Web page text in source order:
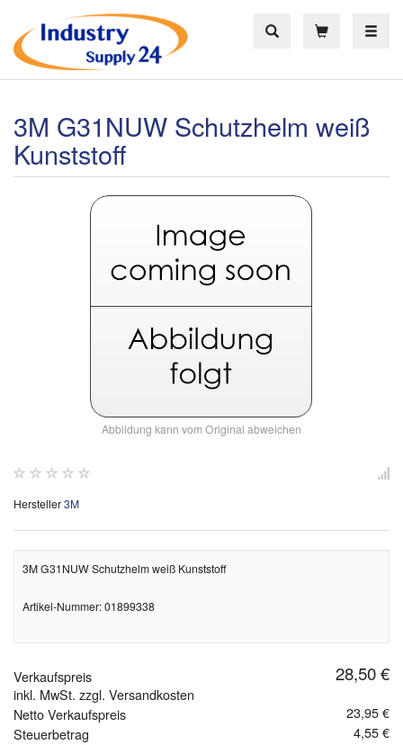
3M G31NUW Schutzhelm weiß
Kunststoff
Abbildung kann vom Original abweichen
Hersteller3M
3M G31NUW Schutzhelm weiß Kunststoff
Artikel-Nummer: 01899338
Verkaufspreis 28,50 €
inkl. MwSt. zzgl. Versandkosten
Netto Verkaufspreis
23,95 €
Steuerbetrag
4,55 €